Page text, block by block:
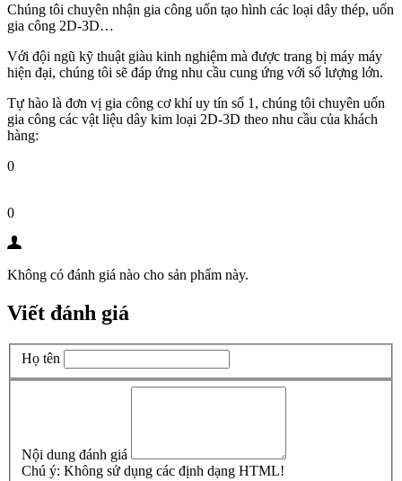
Chúng tôi chuyên nhận gia công uốn tạo hình các loại dây thép, uốn
gia công 2D-3D…
Với đội ngũ kỹ thuật giàu kinh nghiệm mà được trang bị máy máy
hiện đại, chúng tôi sẽ đáp ứng nhu cầu cung ứng với số lượng lớn.
Tự hào là đơn vị gia công cơ khí uy tín số 1, chúng tôi chuyên uốn
gia công các vật liệu dây kim loại 2D-3D theo nhu cầu của khách
hàng:
0
0
Không có đánh giá nào cho sản phẩm này.
Viết đánh giá
Họ tên
Nội dung đánh giá
Chú ý: Không sử dụng các định dạng HTML!